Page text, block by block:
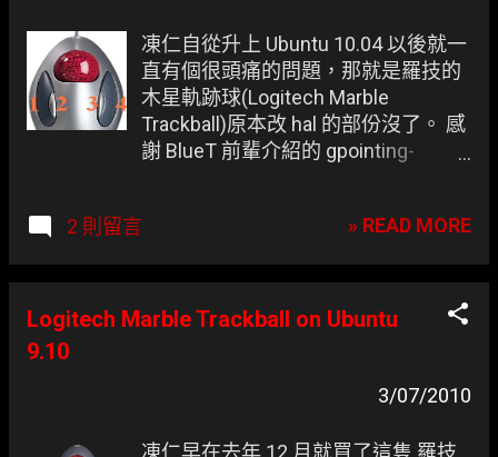
凍仁自從升上 Ubuntu 10.04 以後就一
直有個很頭痛的問題，那就是羅技的
木星軌跡球(Logitech Marble
Trackball)原本改 hal 的部份沒了。 感
謝 BlueT 前輩介紹的 gpointing-
button Click)的圖形化設定軟體，不
圖中的 3 號，最後還是認為直接撰寫
shell script 跑 xinput，然後加入自動
2 則留言 » READ MORE
Logitech Marble Trackball on Ubuntu
9.10
3/07/2010
凍仁早在去年 12 月就買了這隻 羅技